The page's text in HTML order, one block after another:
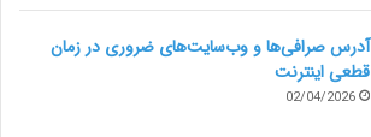
آدرس صرافی‌ها و وب‌سایت‌های ضروری در زمان
قطعی اینترنت
02/04/2026